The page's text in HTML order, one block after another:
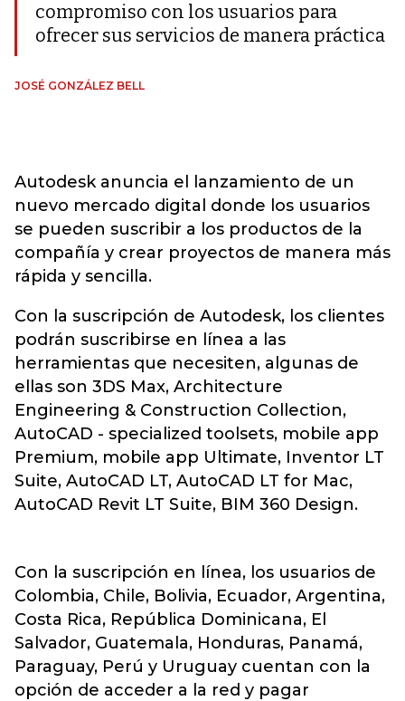
compromiso con los usuarios para
ofrecer sus servicios de manera práctica
JOSÉ GONZÁLEZ BELL
Autodesk anuncia el lanzamiento de un
nuevo mercado digital donde los usuarios
se pueden suscribir a los productos de la
compañía y crear proyectos de manera más
rápida y sencilla.
Con la suscripción de Autodesk, los clientes
podrán suscribirse en línea a las
herramientas que necesiten, algunas de
ellas son 3DS Max, Architecture
Engineering & Construction Collection,
AutoCAD - specialized toolsets, mobile app
Premium, mobile app Ultimate, Inventor LT
Suite, AutoCAD LT, AutoCAD LT for Mac,
AutoCAD Revit LT Suite, BIM 360 Design.
Con la suscripción en línea, los usuarios de
Colombia, Chile, Bolivia, Ecuador, Argentina,
Costa Rica, República Dominicana, El
Salvador, Guatemala, Honduras, Panamá,
Paraguay, Perú y Uruguay cuentan con la
opción de acceder a la red y pagar